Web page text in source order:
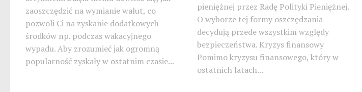
zaoszczędzić na wymianie walut, co
pozwoli Ci na zyskanie dodatkowych
środków np. podczas wakacyjnego
wypadu. Aby zrozumieć jak ogromną
popularność zyskały w ostatnim czasie...
pieniężnej przez Radę Polityki Pieniężnej.
O wyborze tej formy oszczędzania
decydują przede wszystkim względy
bezpieczeństwa. Kryzys finansowy
Pomimo kryzysu finansowego, który w
ostatnich latach...